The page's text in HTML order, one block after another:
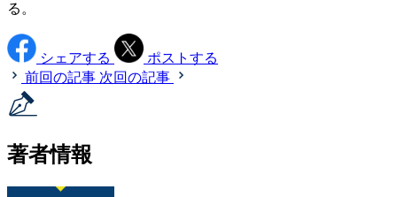
る。
シェアする
ポストする
前回の記事 次回の記事
著者情報